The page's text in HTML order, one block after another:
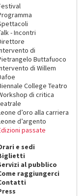
- Incontri
di
Buttafuoco
di Willem
College Teatro
di critica
d’oro alla carriera
d’argento
passate
e sedi
al pubblico
raggiungerci